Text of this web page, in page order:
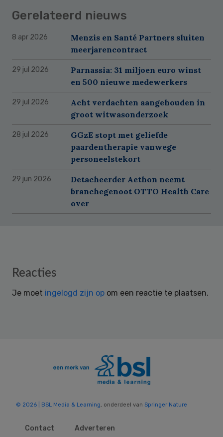
Gerelateerd nieuws
8 apr 2026
Menzis en Santé Partners sluiten
meerjarencontract
29 jul 2026
Parnassia: 31 miljoen euro winst
en 500 nieuwe medewerkers
29 jul 2026
Acht verdachten aangehouden in
groot witwasonderzoek
28 jul 2026
GGzE stopt met geliefde
paardentherapie vanwege
personeelstekort
29 jun 2026
Detacheerder Aethon neemt
branchegenoot OTTO Health Care
over
Reader
Reacties
Je moet ingelogd zijn op om een reactie te plaatsen.
© 2026 | BSL Media & Learning , onderdeel van Springer Nature
Contact Adverteren